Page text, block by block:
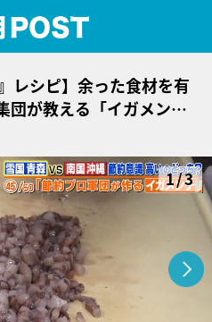
レシピ】余った食材を有
団が教える「イガメン
1/3